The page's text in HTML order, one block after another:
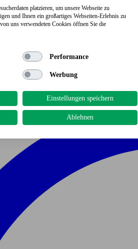
platzieren, um unsere Webseite zu
und Ihnen ein großartiges Webseiten-Erlebnis zu
uns verwendeten Cookies öffnen Sie die
Performance
Werbung
Einstellungen speichern
Ablehnen